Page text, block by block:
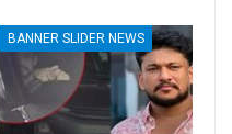
BANNER SLIDER NEWS